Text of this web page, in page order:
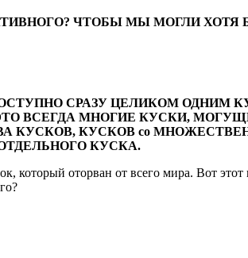
ЧТОБЫ МЫ МОГЛИ ХОТЯ
СРАЗУ ЦЕЛИКОМ ОДНИМ
ВСЕГДА МНОГИЕ КУСКИ,
КУСКОВ, КУСКОВ со
КУСКА.
оторван от всего мира. Вот этот